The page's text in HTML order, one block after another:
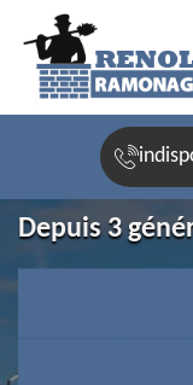
Depuis 3